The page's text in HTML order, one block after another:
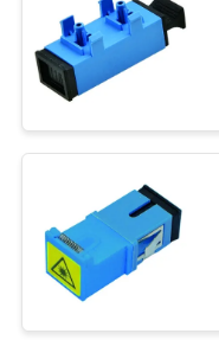
ΈΝΑ
ΑΠΌΣΠΑΣΜΑ
SITEMAP
PRIVACY
POLICY